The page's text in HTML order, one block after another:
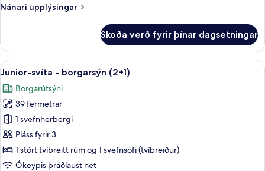
Nánari upplýsingar
Nánari
svíta
borgarsýn
Skoða verð fyrir þínar dagsetningar
Skoða
allar
myndir
fyrir
Junior-
svíta
-
borgarsýn
Míníbar, öryggishólf í herbergi,
10
Junior-svíta - borgarsýn (2+1)
Borgarútsýni
39 fermetrar
1 svefnherbergi
Pláss fyrir 3
1 stórt tvíbreitt rúm og 1 svefnsófi (tvíbreiður)
Ókeypis þráðlaust net